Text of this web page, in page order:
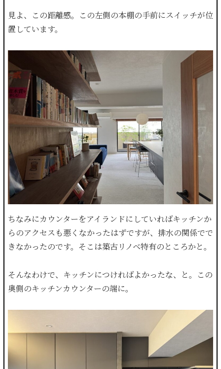
見よ、この距離感。この左側の本棚の手前にスイッチが位
置しています。
ちなみにカウンターをアイランドにしていればキッチンか
らのアクセスも悪くなかったはずですが、排水の関係でで
きなかったのです。そこは築古リノベ特有のところかと。
そんなわけで、キッチンにつければよかったな、と。この
奥側のキッチンカウンターの端に。